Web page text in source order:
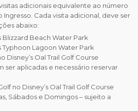
adicionais equivalente ao número
Ingresso. Cada visita adicional, deve ser
abaixo:
Blizzard Beach Water Park
Typhoon Lagoon Water Park
Disney’s Oal Trail Golf Course
ser aplicadas e necessário reservar
no Disney’s Oal Trail Golf Course
Sábados e Domingos – sujeito a